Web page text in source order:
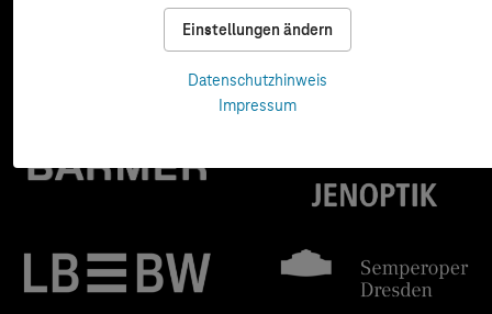
Einstellungen ändern
Datenschutzhinweis
Impressum